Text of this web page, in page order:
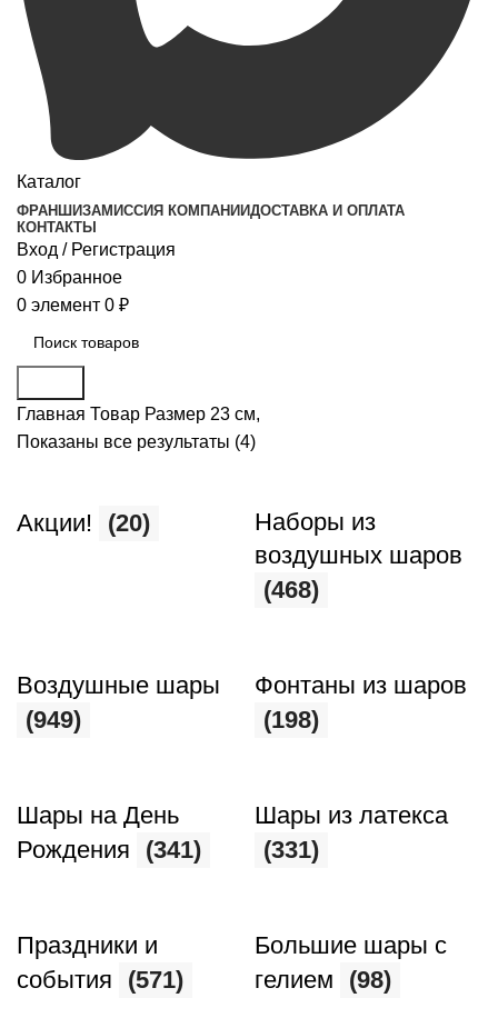
Каталог
ФРАНШИЗАМИССИЯ КОМПАНИИДОСТАВКА И ОПЛАТА
КОНТАКТЫ
Вход / Регистрация
0 Избранное
0 элемент 0 ₽
Главная Товар Размер 23 см,
Показаны все результаты (4)
Акции! (20)
Наборы из
воздушных шаров
(468)
Воздушные шары
(949)
Фонтаны из шаров
(198)
Шары на День
Рождения
(341)
Шары из латекса
(331)
Праздники и
события
(571)
Большие шары с
гелием
(98)